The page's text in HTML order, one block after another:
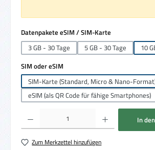
Datenpakete eSIM / SIM-Karte
3 GB - 30 Tage
5 GB - 30 Tage
10
SIM oder eSIM
SIM-Karte (Standard, Micro & Nano-
eSIM (als QR Code für fähige Smartphones)
Produkt Anzahl: Gib den gewünschten Wert ein oder
In
Zum Merkzettel hinzufügen